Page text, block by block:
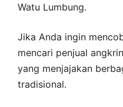
Watu Lumbung.
Jika Anda ingin
mencari penjual
yang menjajakan
tradisional.